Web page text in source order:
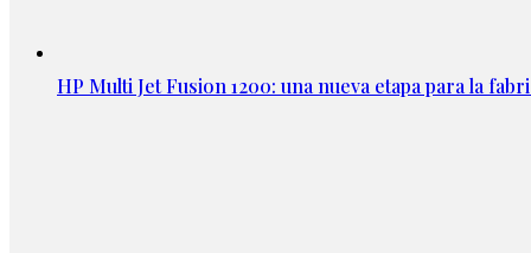
HP Multi Jet Fusion 1200: una nueva etapa para la